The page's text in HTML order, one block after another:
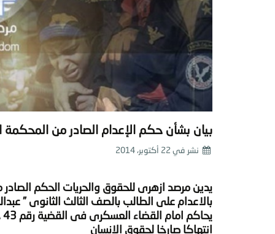
بيان بشأن حكم الإعدام الصادر من المحكمة
نشر في 22 أكتوبر، 2014
يدين مرصد ازهرى للحقوق والحريات
يحاكم امام القضاء العسكرى فى القضية رقم 43 جنايات عسكرية وهى القضية المعروفة
انتهاكا صارخا لحقوق الانسان